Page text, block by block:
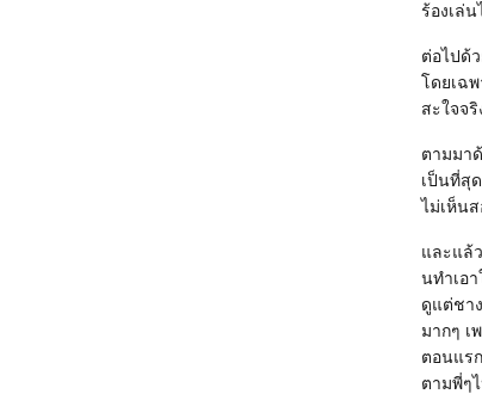
ร้องเล่
ต่อไปด้
ดยเฉพ
สะใจจ
ตามมา
เป็นที่สุ
ไม่เห็น
ละแล้ว
นทำเอ
ดูแต่ชา
มากๆ เ
ตอนแร
ตามพี่ๆ